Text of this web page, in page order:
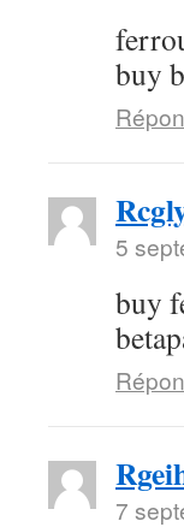
buy
5
buy
7